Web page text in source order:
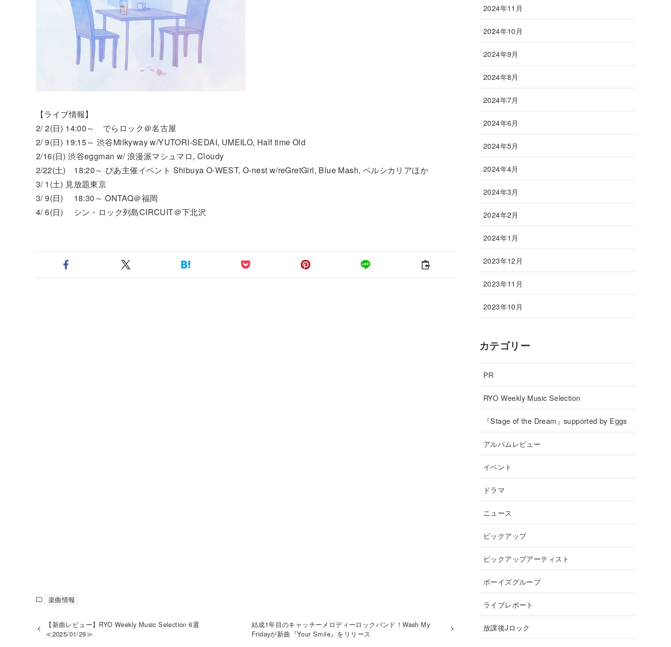
【ライブ情報】
2/ 2(日) 14:00～ でらロック＠名古屋
2/ 9(日) 19:15～ 渋谷Milkyway w/YUTORI-SEDAI, UMEILO, Half time Old
2/16(日) 渋谷eggman w/ 浪漫派マシュマロ, Cloudy
2/22(土) 18:20～ ぴあ主催イベント Shibuya O-WEST, O-nest w/reGretGirl, Blue Mash, ペルシカリアほか
3/ 1(土) 見放題東京
3/ 9(日) 18:30～ ONTAQ＠福岡
4/ 6(日) シン・ロック列島CIRCUIT＠下北沢
楽曲情報
【新曲レビュー】RYO Weekly Music Selection 6選
≪2025/01/29≫
結成1年目のキャッチーメロディーロックバンド！Wash My
Fridayが新曲『Your Smile』をリリース
2024年11月
2024年10月
2024年9月
2024年8月
2024年7月
2024年6月
2024年5月
2024年4月
2024年3月
2024年2月
2024年1月
2023年12月
2023年11月
2023年10月
カテゴリー
PR
RYO Weekly Music Selection
『Stage of the Dream』supported by Eggs
アルバムレビュー
イベント
ドラマ
ニュース
ピックアップ
ピックアップアーティスト
ボーイズグループ
ライブレポート
放課後Jロック